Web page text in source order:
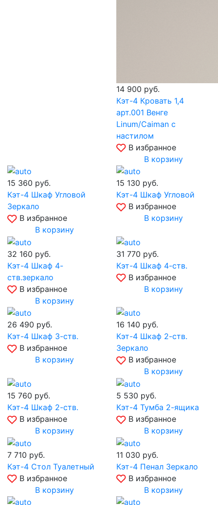
14 900 руб.
Кэт-4 Кровать 1,4
арт.001 Венге
Linum/Caiman с
настилом
В избранное
В корзину
15 360 руб.
Кэт-4 Шкаф Угловой
Зеркало
В избранное
В корзину
15 130 руб.
Кэт-4 Шкаф Угловой
В избранное
В корзину
32 160 руб.
Кэт-4 Шкаф 4-
ств.зеркало
В избранное
В корзину
31 770 руб.
Кэт-4 Шкаф 4-ств.
В избранное
В корзину
26 490 руб.
Кэт-4 Шкаф 3-ств.
В избранное
В корзину
16 140 руб.
Кэт-4 Шкаф 2-ств.
Зеркало
В избранное
В корзину
15 760 руб.
Кэт-4 Шкаф 2-ств.
В избранное
В корзину
5 530 руб.
Кэт-4 Тумба 2-ящика
В избранное
В корзину
7 710 руб.
Кэт-4 Стол Туалетный
В избранное
В корзину
11 030 руб.
Кэт-4 Пенал Зеркало
В избранное
В корзину